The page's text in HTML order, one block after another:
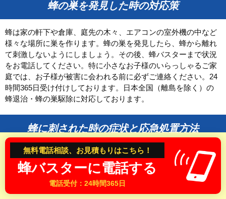
中国・四国
鳥取県
島根県
岡山県
広島県
山口県
徳島県
香川県
愛媛県
高知県
九州
福岡県
佐賀県
長崎県
大分県
宮崎県
鹿児島県
蜂の巣を発見した時の対応策
蜂は家の軒下や倉庫、庭先の木々、エアコンの室外機の中など
様々な場所に巣を作ります。蜂の巣を発見したら、蜂から離れ
て刺激しないようにしましょう。その後、蜂バスターまで状況
をお電話してください。特に小さなお子様のいらっしゃるご家
庭では、お子様が被害に会われる前に必ずご連絡ください。24
時間365日受け付けしております。日本全国（離島を除く）の
蜂退治・蜂の巣駆除に対応しております。
蜂に刺された時の症状と応急処置方法
スズメバチなど凶暴な蜂に刺された時は、特に気を付けてくだ
さい。蜂に刺されてから数分後に身体に異常を感じ、早い段階
で呼吸困難や発疹、意識が朦朧になることあります。身体に異
変を感じたら、すぐに救急車を手配して病院へ行くようにしま
無料電話相談、お見積もりはこちら！
蜂バスターに電話する
電話受付：24時間365日